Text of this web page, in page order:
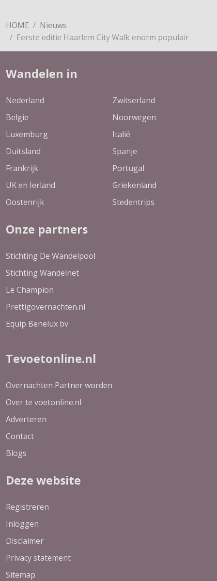
HOME
Nieuws
Eerste editie Haarlem City Walk enorm populair
Wandelen in
Nederland
Belgie
Luxemburg
Duitsland
Frankrijk
UK en Ierland
Oostenrijk
Zwitserland
Noorwegen
Italië
Spanje
Portugal
Griekenland
Stedentrips
Onze partners
Stichting De Wandelpool
Stichting Wandelnet
Le Champion
Prettigovernachten.nl
Equip Benelux bv
Tevoetonline.nl
Overnachten Partner worden
Over te voetonline.nl
Adverteren
Contact
Blogs
Deze website
Registreren
Inloggen
Disclaimer
Privacy statement
Sitemap